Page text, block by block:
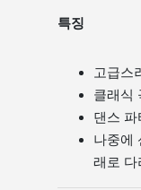
특징
고급스
클래식
댄스 파
나중에
래로 다